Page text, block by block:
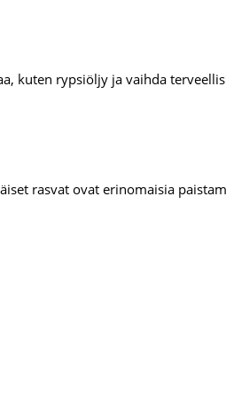
kuten rypsiöljy ja vaihda
rasvat ovat erinomaisia